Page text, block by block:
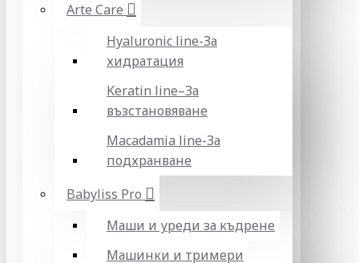
Arte Care
Hyaluronic line-За
хидратация
Keratin line–За
възстановяване
Macadamia line-За
подхранване
Babyliss Pro
Маши и уреди за къдрене
Машинки и тримери